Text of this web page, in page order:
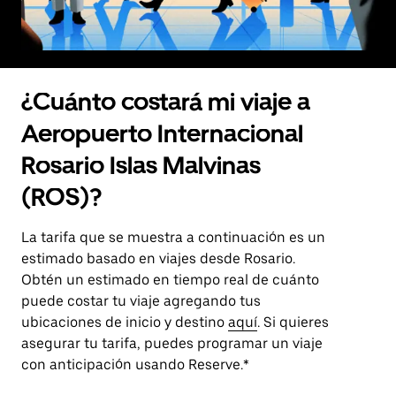
¿Cuánto costará mi viaje a
Aeropuerto Internacional
Rosario Islas Malvinas
(ROS)?
La tarifa que se muestra a continuación es un
estimado basado en viajes desde Rosario.
Obtén un estimado en tiempo real de cuánto
puede costar tu viaje agregando tus
ubicaciones de inicio y destino aquí. Si quieres
asegurar tu tarifa, puedes programar un viaje
con anticipación usando Reserve.*